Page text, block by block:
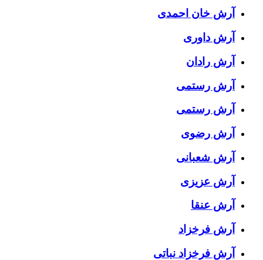
آرش خان احمدی
آرش داوری
آرش رادان
آرش رستمى
آرش رستمی
آرش رضوی
آرش شعبانی
آرش عزیزی
آرش عنقا
آرش فرخزاد
آرش فرخزاد نباتی